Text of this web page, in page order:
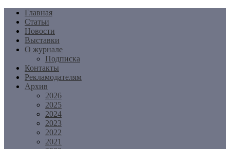
Перейти
содержимому
Главная
Статьи
Новости
Выставки
О журнале
Подписка
Контакты
Рекламодателям
Архив
2026
2025
2024
2023
2022
2021